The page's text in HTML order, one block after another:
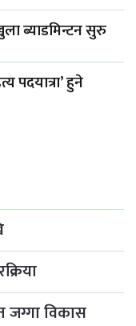
ब्याडमिन्टन सुरु
पदयात्रा’ हुने
जग्गा विकास